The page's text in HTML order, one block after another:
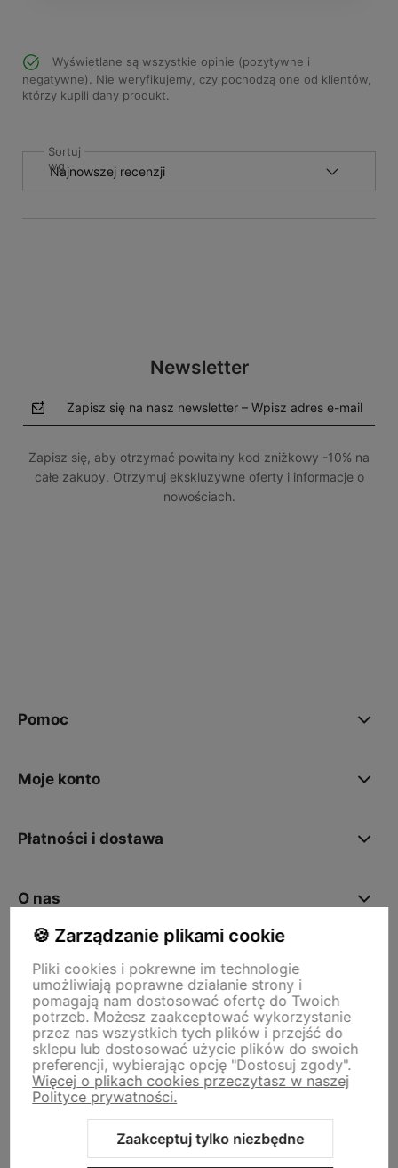
Wyświetlane są wszystkie opinie (pozytywne i
negatywne). Nie weryfikujemy, czy pochodzą one od klientów,
którzy kupili dany produkt.
Sortuj
wg
Newsletter
Zapisz się, aby otrzymać powitalny kod zniżkowy -10% na
całe zakupy. Otrzymuj ekskluzywne oferty i informacje o
nowościach.
Zapisz się na nasz newsletter – Wpisz adres e-mail
Pomoc
Moje konto
Płatności i dostawa
O nas
Storm - sklep plastyczny
Adres sklepu internetowego:ul. Kazimierza Wielkiego 29a, 50-077
WrocławSiedziba firmy:ul. Jana Uphagena 19, 80-237 Gdańsk NIP:
5840152571
zamowienia@stormplastyczny.pl| Tel.:781350938
Sklep internetowy Shoper Premium
Szablon Shoper Modern 3.0™
🍪 Zarządzanie plikami cookie
Pliki cookies i pokrewne im technologie
umożliwiają poprawne działanie strony i
pomagają nam dostosować ofertę do Twoich
potrzeb. Możesz zaakceptować wykorzystanie
przez nas wszystkich tych plików i przejść do
sklepu lub dostosować użycie plików do swoich
preferencji, wybierając opcję "Dostosuj zgody".
Więcej o plikach cookies przeczytasz w naszej
Polityce prywatności.
Zaakceptuj tylko niezbędne